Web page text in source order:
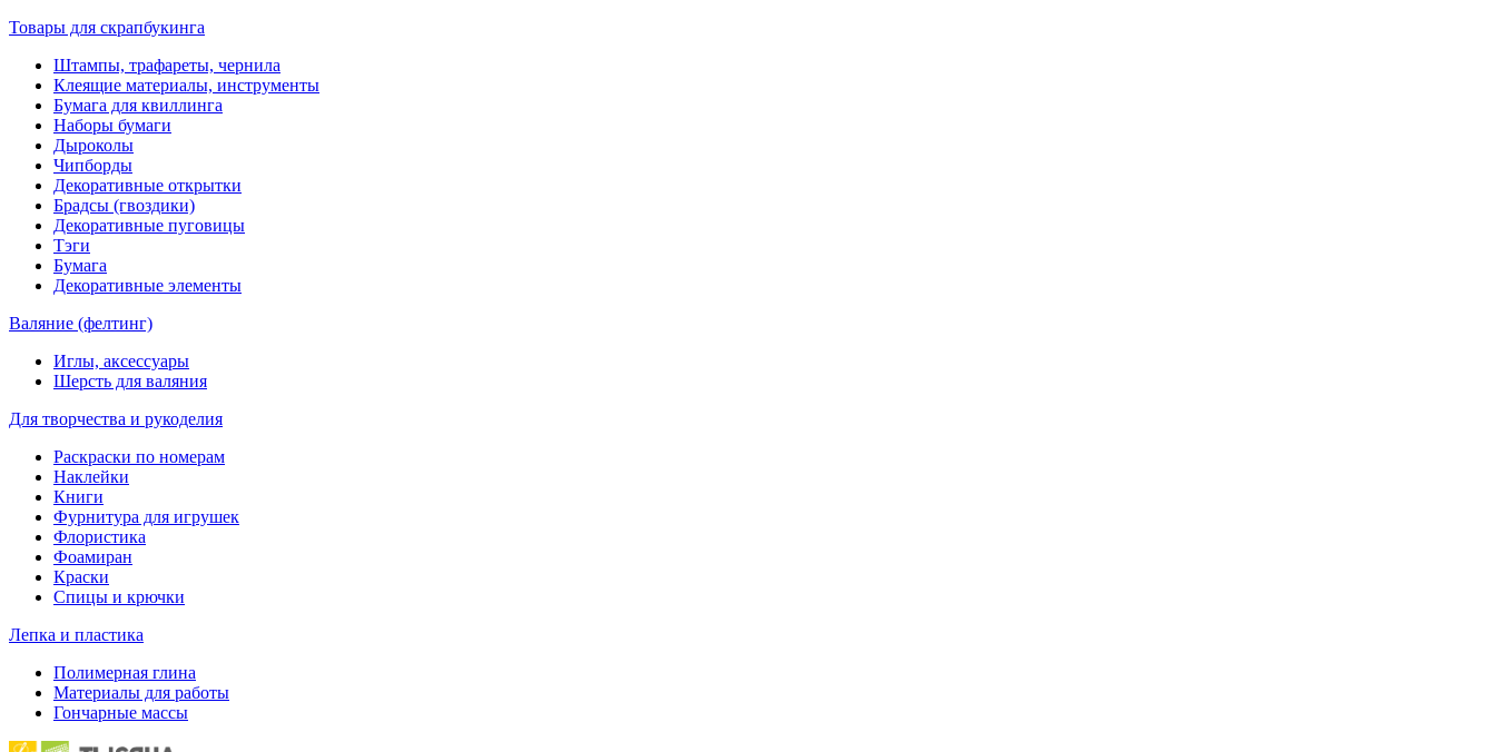
Товары для скрапбукинга
Штампы, трафареты, чернила
Клеящие материалы, инструменты
Бумага для квиллинга
Наборы бумаги
Дыроколы
Чипборды
Декоративные открытки
Брадсы (гвоздики)
Декоративные пуговицы
Тэги
Бумага
Декоративные элементы
Валяние (фелтинг)
Иглы, аксессуары
Шерсть для валяния
Для творчества и рукоделия
Раскраски по номерам
Наклейки
Книги
Фурнитура для игрушек
Флористика
Фоамиран
Краски
Спицы и крючки
Лепка и пластика
Полимерная глина
Материалы для работы
Гончарные массы